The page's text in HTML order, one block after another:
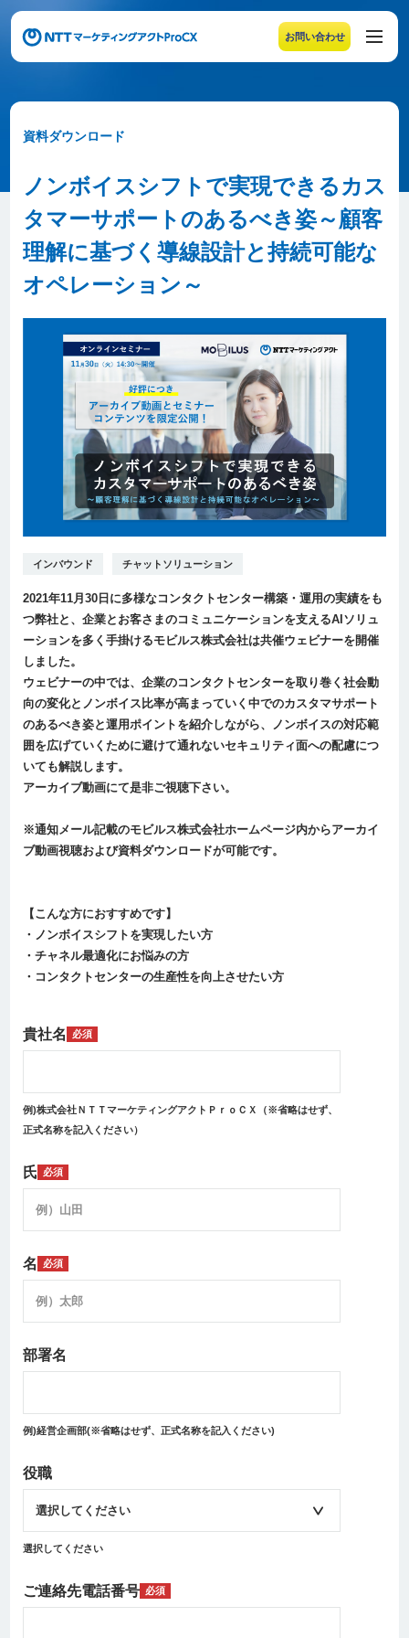
お問い合わせ
メニューの末尾です。Escape キーでメニューを閉じるこ
資料ダウンロード
ノンボイスシフトで実現できるカス
タマーサポートのあるべき姿～顧客
理解に基づく導線設計と持続可能な
オペレーション～
インバウンド チャットソリューション
2021年11月30日に多様なコンタクトセンター構築・運用の実績をも
つ弊社と、企業とお客さまのコミュニケーションを支えるAIソリュ
ーションを多く手掛けるモビルス株式会社は共催ウェビナーを開催
しました。
ウェビナーの中では、企業のコンタクトセンターを取り巻く社会動
向の変化とノンボイス比率が高まっていく中でのカスタマサポート
のあるべき姿と運用ポイントを紹介しながら、ノンボイスの対応範
囲を広げていくために避けて通れないセキュリティ面への配慮につ
いても解説します。
アーカイブ動画にて是非ご視聴下さい。
※通知メール記載のモビルス株式会社ホームページ内からアーカイ
ブ動画視聴および資料ダウンロードが可能です。
【こんな方におすすめです】
・ノンボイスシフトを実現したい方
・チャネル最適化にお悩みの方
・コンタクトセンターの生産性を向上させたい方
貴社名 必須
例)株式会社ＮＴＴマーケティングアクトＰｒｏＣＸ（※省略はせず、
正式名称を記入ください）
氏 必須
名 必須
部署名
例)経営企画部(※省略はせず、正式名称を記入ください)
役職
選択してください
ご連絡先電話番号 必須